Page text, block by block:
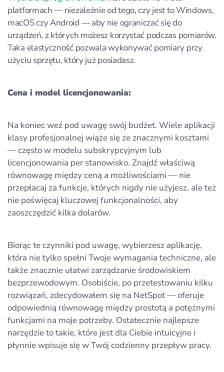
platformach — niezależnie od tego, czy jest to Windows,
macOS czy Android — aby nie ograniczać się do
urządzeń, z których możesz korzystać podczas pomiarów.
Taka elastyczność pozwala wykonywać pomiary przy
użyciu sprzętu, który już posiadasz.
Cena i model licencjonowania:
Na koniec weź pod uwagę swój budżet. Wiele aplikacji
klasy profesjonalnej wiąże się ze znacznymi kosztami
— często w modelu subskrypcyjnym lub
licencjonowania per stanowisko. Znajdź właściwą
równowagę między ceną a możliwościami — nie
przepłacaj za funkcje, których nigdy nie użyjesz, ale też
nie poświęcaj kluczowej funkcjonalności, aby
zaoszczędzić kilka dolarów.
Biorąc te czynniki pod uwagę, wybierzesz aplikację,
która nie tylko spełni Twoje wymagania techniczne, ale
także znacznie ułatwi zarządzanie środowiskiem
bezprzewodowym. Osobiście, po przetestowaniu kilku
rozwiązań, zdecydowałem się na NetSpot — oferuje
odpowiednią równowagę między prostotą a potężnymi
funkcjami na moje potrzeby. Ostatecznie najlepsze
narzędzie to takie, które jest dla Ciebie intuicyjne i
płynnie wpisuje się w Twój codzienny przepływ pracy.